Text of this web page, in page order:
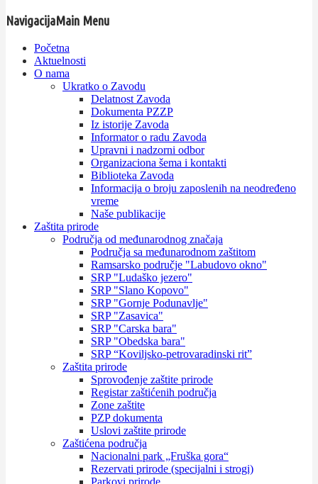
NavigacijaMain Menu
Početna
Aktuelnosti
O nama
Ukratko o Zavodu
Delatnost Zavoda
Dokumenta PZZP
Iz istorije Zavoda
Informator o radu Zavoda
Upravni i nadzorni odbor
Organizaciona šema i kontakti
Biblioteka Zavoda
Informacija o broju zaposlenih na neodređeno
vreme
Naše publikacije
Zaštita prirode
Područja od međunarodnog značaja
Područja sa međunarodnom zaštitom
Ramsarsko područje "Labudovo okno"
SRP "Ludaško jezero"
SRP "Slano Kopovo"
SRP "Gornje Podunavlje"
SRP "Zasavica"
SRP "Carska bara"
SRP "Obedska bara"
SRP “Koviljsko-petrovaradinski rit”
Zaštita prirode
Sprovođenje zaštite prirode
Registar zaštićenih područja
Zone zaštite
PZP dokumenta
Uslovi zaštite prirode
Zaštićena područja
Nacionalni park „Fruška gora“
Rezervati prirode (specijalni i strogi)